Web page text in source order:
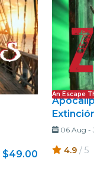
$49.00
An Escape
06 Aug -
4.9 / 5